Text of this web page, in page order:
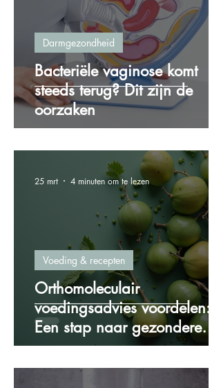
Bacteriële vaginose komt
steeds terug? Dit zijn de
oorzaken
Darmgezondheid
Orthomoleculair
voedingsadvies voordelen:
Een stap naar gezondere
voeding
Voeding & recepten
25 mrt 4 minuten om te lezen